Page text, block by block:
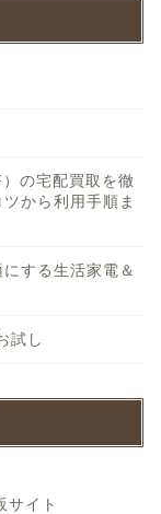
の宅配買取を徹
から利用手順ま
する生活家電＆
試し
サイト